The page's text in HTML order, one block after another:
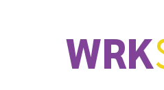
WRK